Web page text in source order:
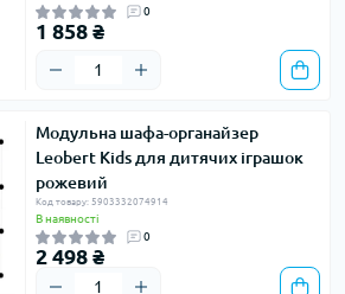
0
1 858 ₴
Модульна шафа-органайзер
Leobert Kids для дитячих іграшок
рожевий
Код товару: 5903332074914
В наявності
0
2 498 ₴